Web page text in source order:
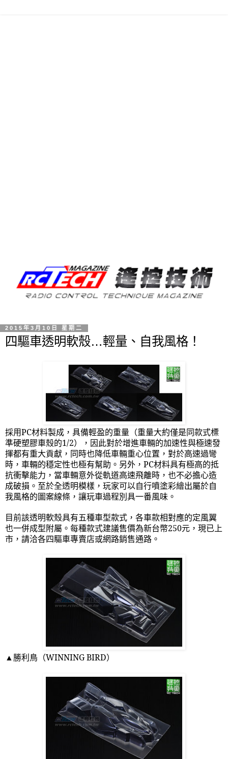
2015年3月10日 星期二
四驅車透明軟殼…輕量、自我風格！
採用PC材料製成，具備輕盈的重量（重量大約僅是同款式標
準硬塑膠車殼的1/2），因此對於增進車輛的加速性與極速發
揮都有重大貢獻，同時也降低車輛重心位置，對於高速過彎
時，車輛的穩定性也極有幫助。另外， PC材料具有極高的抵
抗衝擊能力，當車輛意外從軌道高速飛離時，也不必擔心造
成破損。至於全透明模樣，玩家可以自行噴塗彩繪出屬於自
我風格的圖案線條，讓玩車過程別具一番風味。
目前該透明軟殼具有五種車型款式，各車款相對應的定風翼
也一併成型附屬。每種款式建議售價為新台幣250元，現已上
市，請洽各四驅車專賣店或網路銷售通路。
▲勝利鳥（WINNING BIRD）